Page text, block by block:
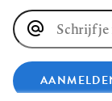
E-
mailadres